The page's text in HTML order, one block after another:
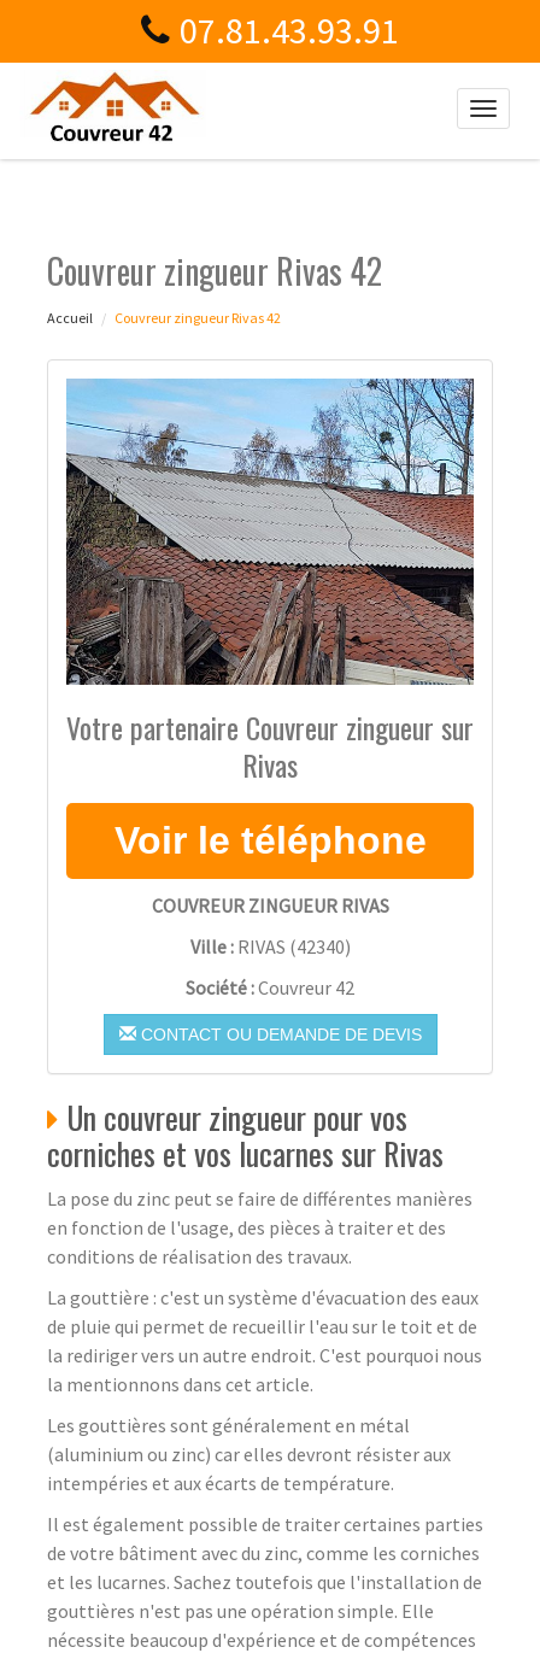
07.81.43.93.91
Toggle
Couvreur zingueur Rivas 42
Accueil Couvreur zingueur Rivas 42
Votre partenaire Couvreur zingueur sur
Rivas
COUVREUR ZINGUEUR RIVAS
Ville : RIVAS (42340)
Société :Couvreur 42
CONTACT OU DEMANDE DE DEVIS
Un couvreur zingueur pour vos
corniches et vos lucarnes sur Rivas
La pose du zinc peut se faire de différentes manières
en fonction de l'usage, des pièces à traiter et des
conditions de réalisation des travaux.
La gouttière : c'est un système d'évacuation des eaux
de pluie qui permet de recueillir l'eau sur le toit et de
la rediriger vers un autre endroit. C'est pourquoi nous
la mentionnons dans cet article.
Les gouttières sont généralement en métal
(aluminium ou zinc) car elles devront résister aux
intempéries et aux écarts de température.
Il est également possible de traiter certaines parties
de votre bâtiment avec du zinc, comme les corniches
et les lucarnes. Sachez toutefois que l'installation de
gouttières n'est pas une opération simple. Elle
nécessite beaucoup d'expérience et de compétences